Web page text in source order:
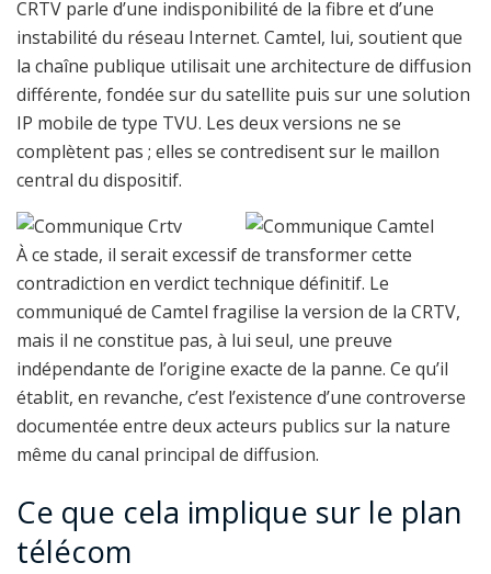
CRTV parle d’une indisponibilité de la fibre et d’une
instabilité du réseau Internet. Camtel, lui, soutient que
la chaîne publique utilisait une architecture de diffusion
différente, fondée sur du satellite puis sur une solution
IP mobile de type TVU. Les deux versions ne se
complètent pas ; elles se contredisent sur le maillon
central du dispositif.
À ce stade, il serait excessif de transformer cette
contradiction en verdict technique définitif. Le
communiqué de Camtel fragilise la version de la CRTV,
mais il ne constitue pas, à lui seul, une preuve
indépendante de l’origine exacte de la panne. Ce qu’il
établit, en revanche, c’est l’existence d’une controverse
documentée entre deux acteurs publics sur la nature
même du canal principal de diffusion.
Ce que cela implique sur le plan
télécom